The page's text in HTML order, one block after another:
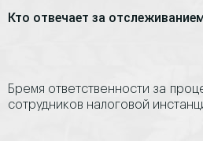
Кто отвечает за
Бремя ответственности за
сотрудников налоговой